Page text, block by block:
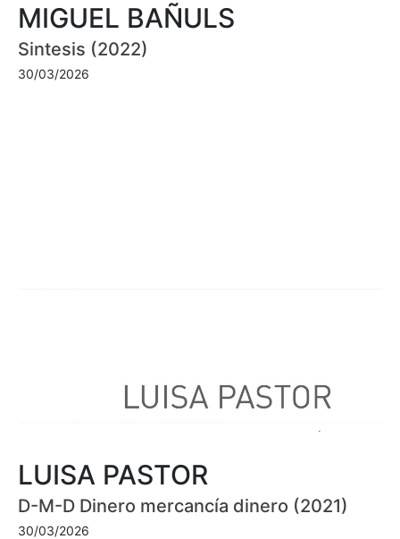
MIGUEL BAÑULS
Sintesis (2022)
30/03/2026
LUISA PASTOR
D-M-D Dinero mercancía dinero (2021)
30/03/2026